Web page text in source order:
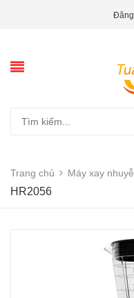
Trang chủ Máy xay
HR2056